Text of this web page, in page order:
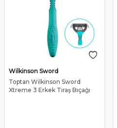
Wilkinson Sword
Toptan Wilkinson Sword
Xtreme 3 Erkek Tıraş Bıçağı